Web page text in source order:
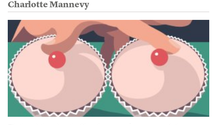
Charlotte Mannevy